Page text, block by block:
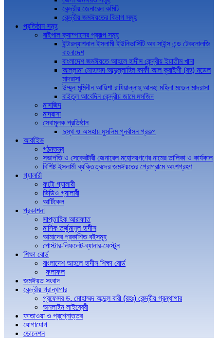
কেন্দ্রীয় জেনারেল কমিটি
কেন্দ্রীয় জমঈয়তের বিভাগ সমূহ
প্রতিষ্ঠান সমূহ
বাইপাল ক্যাম্পাসের প্রকল্প সমূহ
ইন্টারন্যাশনাল ইসলামী ইউনিভার্সিটি অব সাইন্স এন্ড টেকনোলজি
বাংলাদেশ
বাংলাদেশ জমঈয়তে আহলে হাদীস কেন্দ্রীয় ইয়াতীম খানা
আল্লামা মোহাম্মদ আব্দুল্লাহিল কাফী আল কুরাইশী (রহ) মডেল
মাদরাসা
উম্মুল মুমিনীন আয়িশা রাযিয়াল্লাহু আনহা মহিলা মডেল মাদরাসা
বাইতুল আবেদিন কেন্দ্রীয় জামে মসজিদ
মাসজিদ
মাদরাসা
সেবামূলক প্রতিষ্ঠান
দুস্থ ও অসহায় মুসলিম পুনর্বাসন প্রকল্প
আর্কাইভ
গঠনতন্ত্র
সভাপতি ও সেক্রেটারী জেনারেল মহোদয়গণের নামের তালিকা ও কার্যকাল
বিশিষ্ট ইসলামী ব্যক্তিত্বদের জমঈয়তের প্রোগ্রামে অংশগ্রহণ
গ্যালারী
ফটো গ্যালারী
ভিডিও গ্যালারী
আর্টিকেল
প্রকাশনা
সাপ্তাহিক আরাফাত
মাসিক তর্জুমানুল হাদীস
আমাদের প্রকাশিত বইসমূহ
পোস্টার-লিফলেট-ব্যানার-ফেস্টুন
শিক্ষা বোর্ড
বাংলাদেশ আহলে হাদীস শিক্ষা বোর্ড
ফলাফল
জমঈয়ত সংবাদ
কেন্দ্রীয় গ্রান্থগার
প্রফেসর ড. মোহাম্মদ আব্দুল বারী (রহঃ) কেন্দ্রীয় গ্রন্থাগার
অনলাইন লাইব্রেরী
ফাতাওয়া ও প্রশ্নোত্তর
যোগাযোগ
ডোনেশন